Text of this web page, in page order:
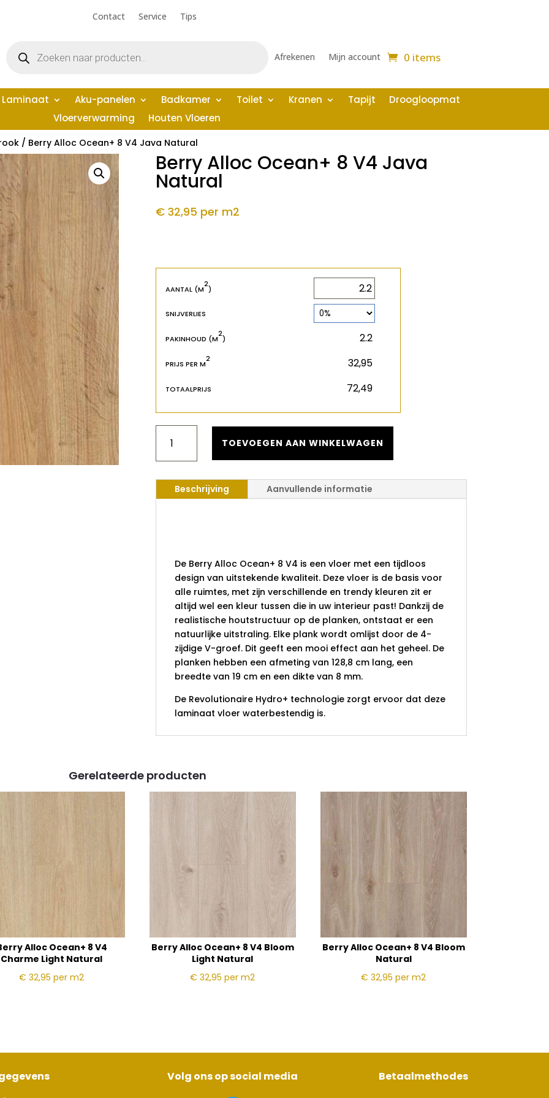
Contact Service Tips
zoeken Afrekenen Mijn account 0 items
Laminaat Aku-panelen Badkamer Toilet Kranen Tapijt
Droogloopmat
Vloerverwarming
Houten Vloeren
/ Berry Alloc Ocean+ 8 V4 Java Natural
Berry Alloc Ocean+ 8 V4 Java
Natural
€ 32,95 per m2
AANTAL (M
2
)
SNIJVERLIES
PAKINHOUD (M
2
)
PRIJS PER M
2
TOTAALPRIJS
ALLOC
8
NATURAL
TOEVOEGEN AAN WINKELWAGEN
Beschrijving Aanvullende informatie
De Berry Alloc Ocean+ 8 V4 is een vloer met een tijdloos
design van uitstekende kwaliteit. Deze vloer is de basis voor
alle ruimtes, met zijn verschillende en trendy kleuren zit er
altijd wel een kleur tussen die in uw interieur past! Dankzij de
realistische houtstructuur op de planken, ontstaat er een
natuurlijke uitstraling. Elke plank wordt omlijst door de 4-
zijdige V-groef. Dit geeft een mooi effect aan het geheel. De
planken hebben een afmeting van 128,8 cm lang, een
breedte van 19 cm en een dikte van 8 mm.
De Revolutionaire Hydro+ technologie zorgt ervoor dat deze
laminaat vloer waterbestendig is.
Gerelateerde producten
Alloc Ocean+ 8 V4
Charme Light Natural
€ 32,95per m2
Berry Alloc Ocean+ 8 V4 Bloom
Light Natural
€ 32,95per m2
Berry Alloc Ocean+ 8 V4 Bloom
Natural
€ 32,95per m2
Volg ons op social media Betaalmethodes